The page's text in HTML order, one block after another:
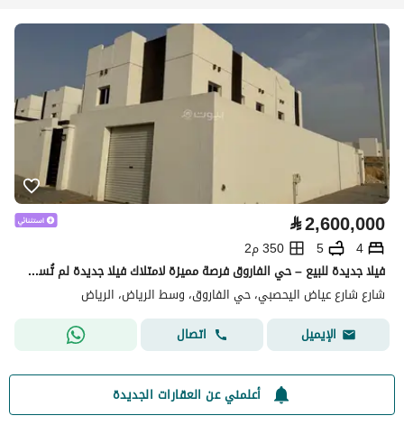
⃁2,600,000
4
5
350 م2
فيلا جديدة للبيع – حي الفاروق فرصة مميزة لامتلاك فيلا جديدة لم تُسكن من قبل في أحد أفضل أحياء الرياض، بموقع مميز على زاوية شارعين، وتشطيبات عصرية وجودة بناء عالية.
شارع شارع عياض اليحصبي، حي الفاروق، وسط الرياض، الرياض
الإيميل
اتصال
أعلمني عن العقارات الجديدة